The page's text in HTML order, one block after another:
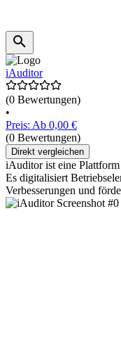
iAuditor
(0 Bewertungen)
•
Preis: Ab 0,00 €
(0 Bewertungen)
Direkt vergleichen
iAuditor ist eine
Es digitalisiert
Verbesserungen und